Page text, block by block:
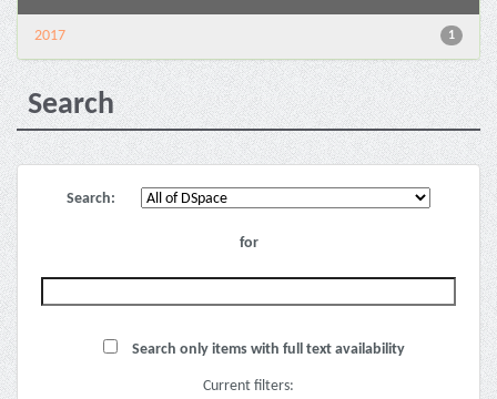
1
2017
Search
Search:
for
Search only items with full text availability
Current filters: